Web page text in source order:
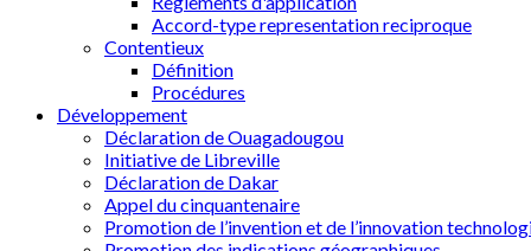
Accord-type representation reciproque
Contentieux
Définition
Procédures
Développement
Déclaration de Ouagadougou
Initiative de Libreville
Déclaration de Dakar
Appel du cinquantenaire
Promotion de l’invention et de l’innovation